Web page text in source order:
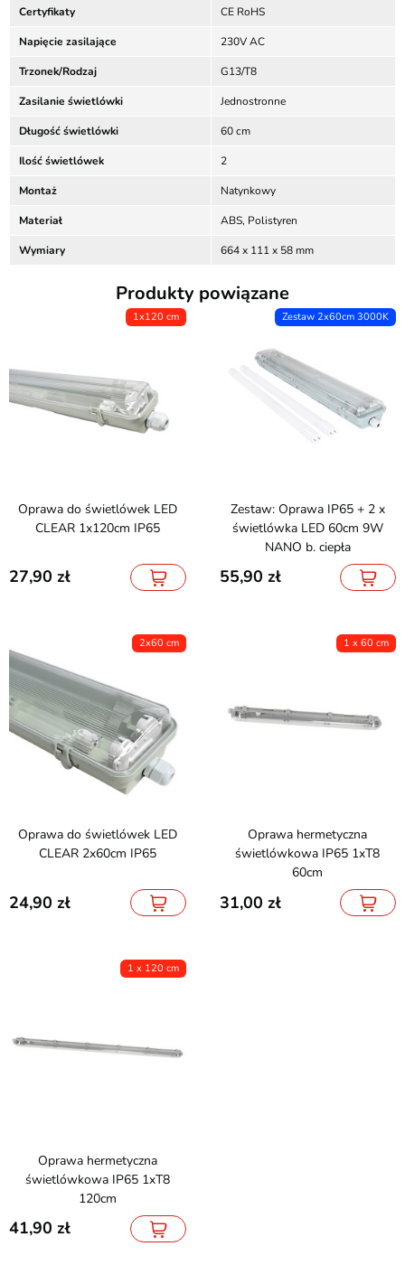
Certyfikaty CE RoHS
Napięcie zasilające 230V AC
Trzonek/Rodzaj G13/T8
Zasilanie świetlówki Jednostronne
Długość świetlówki 60 cm
Ilość świetlówek 2
Montaż Natynkowy
Materiał ABS, Polistyren
Wymiary 664 x 111 x 58 mm
Produkty powiązane
1x120 cm
Oprawa do świetlówek LED
CLEAR 1x120cm IP65
27,90
Zestaw 2x60cm 3000K
Zestaw: Oprawa IP65 + 2 x
świetlówka LED 60cm 9W
NANO b. ciepła
55,90
2x60 cm
Oprawa do świetlówek LED
CLEAR 2x60cm IP65
24,90
1 x 60 cm
Oprawa hermetyczna
świetlówkowa IP65 1xT8
60cm
31,00
1 x 120 cm
Oprawa hermetyczna
świetlówkowa IP65 1xT8
120cm
41,90